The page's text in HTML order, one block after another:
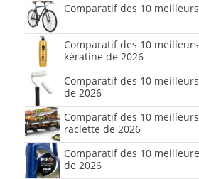
Comparatif des 10 meilleurs
Comparatif des 10
kératine de 2026
Comparatif des 10
de 2026
Comparatif des 10
raclette de 2026
Comparatif des 10
de 2026